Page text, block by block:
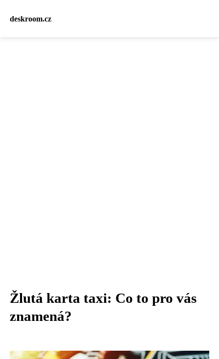
deskroom.cz
Žlutá karta taxi: Co to pro vás
znamená?